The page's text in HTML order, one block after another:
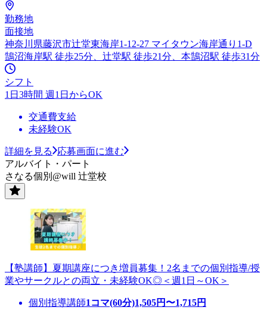
勤務地
面接地
神奈川県藤沢市辻堂東海岸1-12-27 マイタウン海岸通り1-D
鵠沼海岸駅 徒歩25分、辻堂駅 徒歩21分、本鵠沼駅 徒歩31分
シフト
1日3時間 週1日からOK
交通費支給
未経験OK
詳細を見る
応募画面に進む
アルバイト・パート
さなる個別@will 辻堂校
【塾講師】夏期講座につき増員募集！2名までの個別指導/授
業やサークルとの両立・未経験OK◎＜週1日～OK＞
個別指導講師1コマ(60分)1,505円〜1,715円